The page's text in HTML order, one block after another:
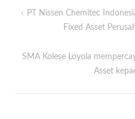
Post
navigation
PT Nissen Chemitec
Fixed Asset
SMA Kolese Loyola
Asset